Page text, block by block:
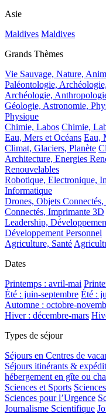
Asie
Maldives Maldives
Grands Thèmes
Vie Sauvage, Nature,
Paléontologie,
Archéologie,
Géologie, Astronomie,
Physique
Chimie, Labos Chimie,
Eau, Mers et Océans Eau,
Climat, Glaciers, Planète
Architecture, Energies
Renouvelables
Robotique, Electronique,
Informatique
Drones, Objets
Connectés, Imprimante 3D
Leadership,
Développement Personnel
Agriculture, Santé
Dates
Printemps : avril-mai
Été : juin-septembre Été :
Automne : octobre-
Hiver : décembre-mars
Types de séjour
Séjours en Centres de
Séjours itinérants &
hébergement en gîte ou
Sciences et Sports
Sciences pour l’Urgence
Journalisme Scientifique